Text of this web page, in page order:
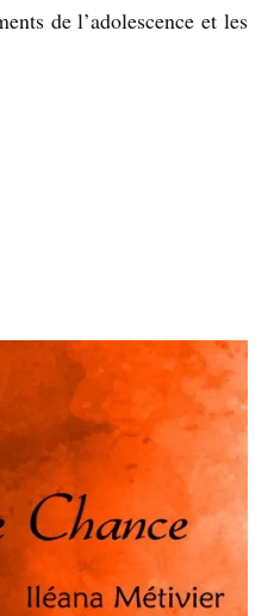
de l’adolescence et les